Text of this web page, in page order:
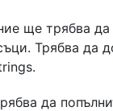
ще трябва
Трябва да
да